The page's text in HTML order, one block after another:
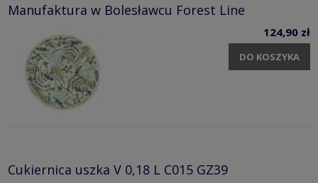
Manufaktura w Bolesławcu Forest Line
124,90 zł
DO KOSZYKA
Cukiernica uszka V 0,18 L C015 GZ39